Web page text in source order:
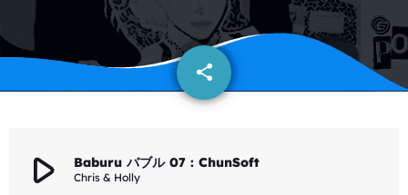
share
email
play_arrow Baburu バブル 07 : ChunSoft
Chris & Holly